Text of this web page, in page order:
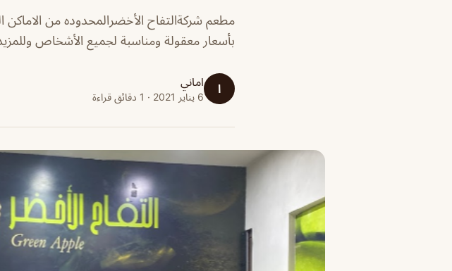
مطعم شركةالتفاح الأخضرالمحدوده من
بأسعار معقولة ومناسبة لجميع الأشخاص وللمزيد
ا اماني
6 يناير 2021 · 1 دقائق قراءة